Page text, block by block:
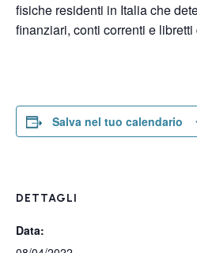
fisiche residenti in Italia che
finanziari, conti correnti e
Salva nel tuo calendario
DETTAGLI
Data: